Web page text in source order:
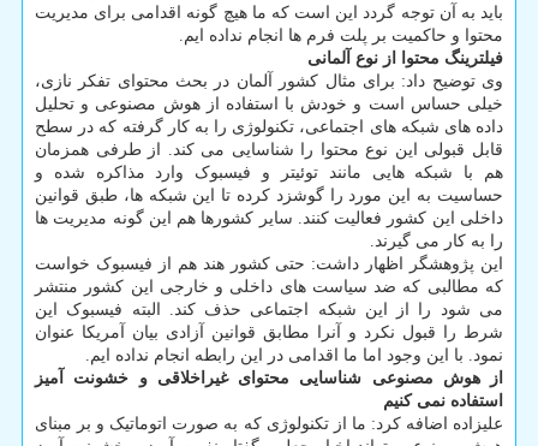
باید به آن توجه گردد این است که ما هیچ گونه اقدامی برای مدیریت
محتوا و حاکمیت بر پلت فرم ها انجام نداده ایم.
فیلترینگ محتوا از نوع آلمانی
وی توضیح داد: برای مثال کشور آلمان در بحث محتوای تفکر نازی،
خیلی حساس است و خودش با استفاده از هوش مصنوعی و تحلیل
داده های شبکه های اجتماعی، تکنولوژی را به کار گرفته که در سطح
قابل قبولی این نوع محتوا را شناسایی می کند. از طرفی همزمان
هم با شبکه هایی مانند توئیتر و فیسبوک وارد مذاکره شده و
حساسیت به این مورد را گوشزد کرده تا این شبکه ها، طبق قوانین
داخلی این کشور فعالیت کنند. سایر کشورها هم این گونه مدیریت ها
را به کار می گیرند.
این پژوهشگر اظهار داشت: حتی کشور هند هم از فیسبوک خواست
که مطالبی که ضد سیاست های داخلی و خارجی این کشور منتشر
می شود را از این شبکه اجتماعی حذف کند. البته فیسبوک این
شرط را قبول نکرد و آنرا مطابق قوانین آزادی بیان آمریکا عنوان
نمود. با این وجود اما ما اقدامی در این رابطه انجام نداده ایم.
از هوش مصنوعی شناسایی محتوای غیراخلاقی و خشونت آمیز
استفاده نمی کنیم
علیزاده اضافه کرد: ما از تکنولوژی که به صورت اتوماتیک و بر مبنای